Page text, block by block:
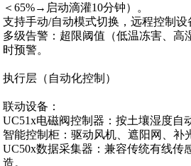
＜65%→启动滴灌10分钟）。
支持手动/自动模式切换，远程控制设
多级告警‌：超限阈值（低温冻害、高
时预警。
执行层（自动化控制）‌
联动设备‌：
UC51x电磁阀控制器：按土壤湿度自
智能控制柜：驱动风机、遮阳网、补
UC50x数据采集器：兼容传统有线传
造。